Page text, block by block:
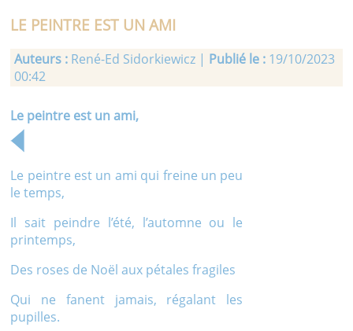
LE PEINTRE EST UN AMI
Auteurs : René-Ed Sidorkiewicz | Publié le : 19/10/2023
00:42
Le peintre est un ami,
Le peintre est un ami qui freine un peu
le temps,
Il sait peindre l’été, l’automne ou le
printemps,
Des roses de Noël aux pétales fragiles
Qui ne fanent jamais, régalant les
pupilles.